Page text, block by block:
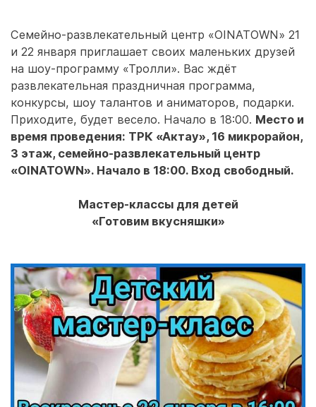
Семейно-развлекательный центр «OINATOWN» 21
и 22 января приглашает своих маленьких друзей
на шоу-программу «Тролли». Вас ждёт
развлекательная праздничная программа,
конкурсы, шоу талантов и аниматоров, подарки.
Приходите, будет весело. Начало в 18:00. Место и
время проведения: ТРК «Актау», 16 микрорайон,
3 этаж, семейно-развлекательный центр
«OINATOWN». Начало в 18:00. Вход свободный.
Мастер-классы для детей
«Готовим вкусняшки»